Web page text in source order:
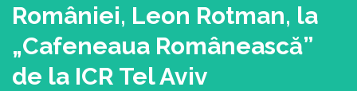
României, Leon Rotman, la
„Cafeneaua Românească”
de la ICR Tel Aviv